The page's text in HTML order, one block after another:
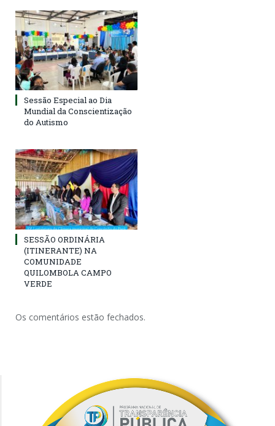
Sessão Especial ao Dia
Mundial da Conscientização
do Autismo
SESSÃO ORDINÁRIA
(ITINERANTE) NA
COMUNIDADE
QUILOMBOLA CAMPO
VERDE
Os comentários estão fechados.